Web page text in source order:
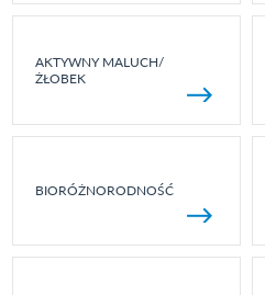
AKTYWNY MALUCH/
ŻŁOBEK
BIORÓŻNORODNOŚĆ